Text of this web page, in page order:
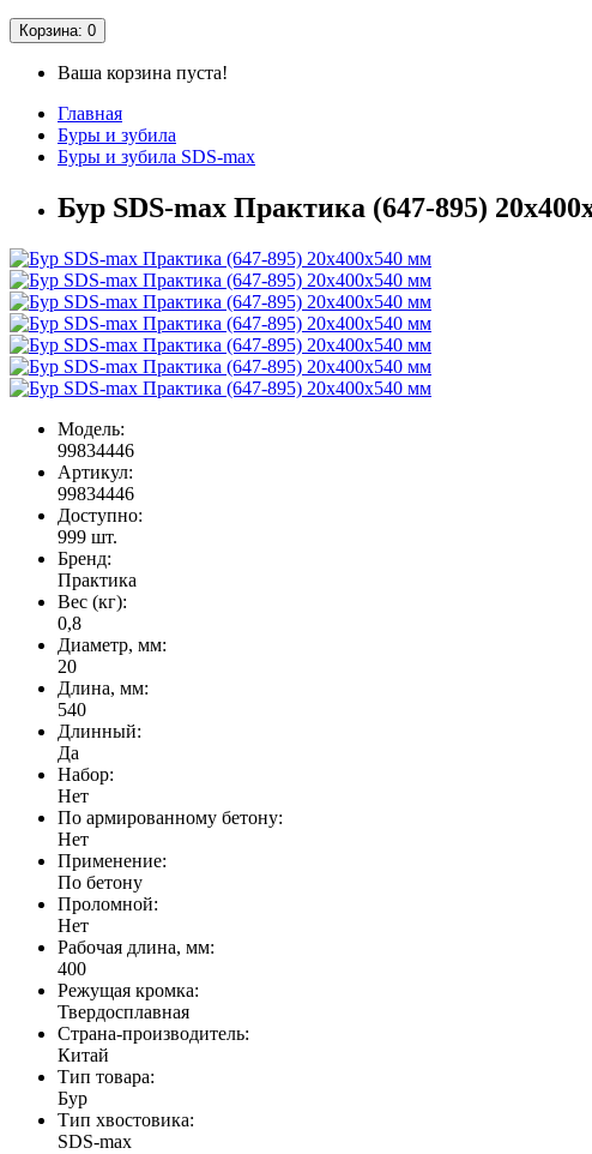
Корзина: 0
Ваша корзина пуста!
Главная
Буры и зубила
Буры и зубила SDS-max
Бур SDS-max Практика (647-895)
Модель:
99834446
Артикул:
99834446
Доступно:
999 шт.
Бренд:
Практика
Вес (кг):
0,8
Диаметр, мм:
20
Длина, мм:
540
Длинный:
Да
Набор:
Нет
По армированному бетону:
Нет
Применение:
По бетону
Проломной:
Нет
Рабочая длина, мм:
400
Режущая кромка:
Твердосплавная
Страна-производитель:
Китай
Тип товара:
Бур
Тип хвостовика:
SDS-max